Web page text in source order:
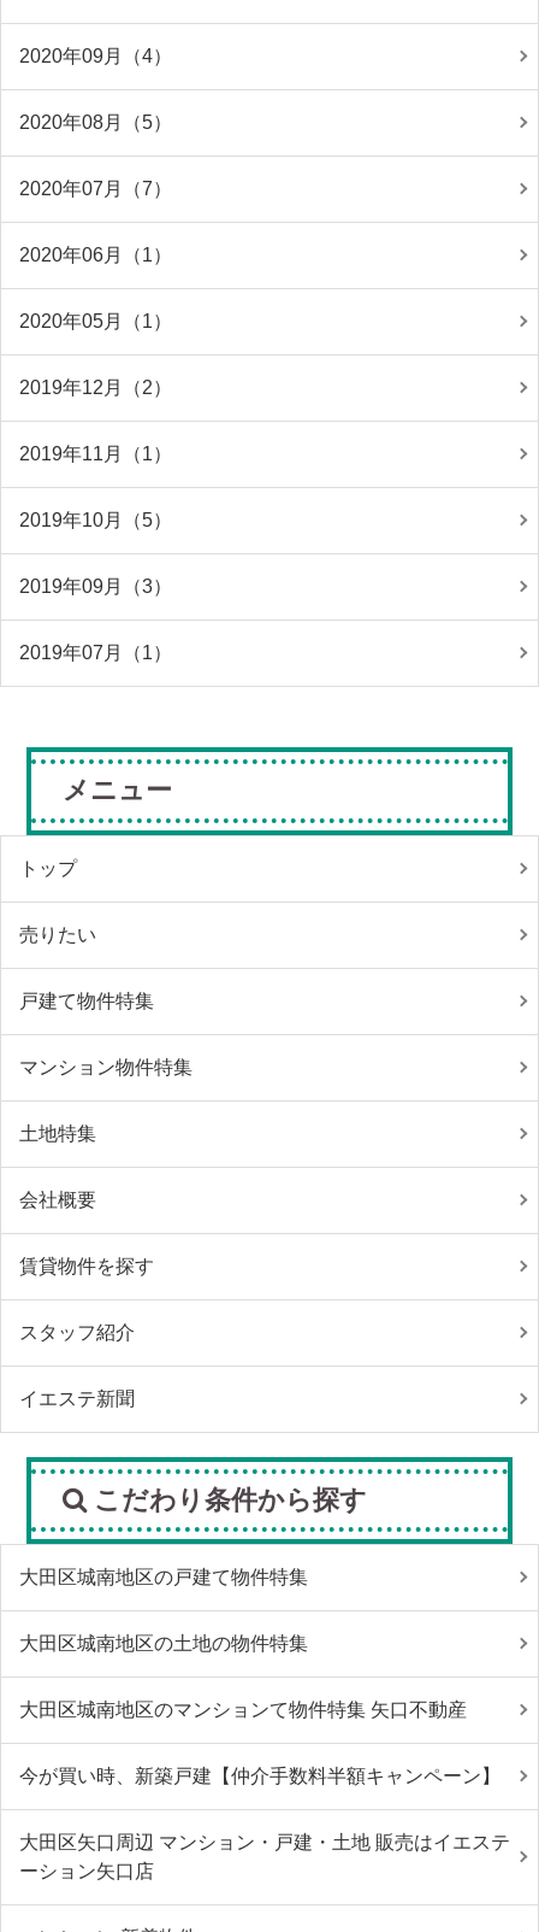
2020年09月（4）
2020年08月（5）
2020年07月（7）
2020年06月（1）
2020年05月（1）
2019年12月（2）
2019年11月（1）
2019年10月（5）
2019年09月（3）
2019年07月（1）
メニュー
トップ
売りたい
戸建て物件特集
マンション物件特集
土地特集
会社概要
賃貸物件を探す
スタッフ紹介
イエステ新聞
こだわり条件から探す
大田区城南地区の戸建て物件特集
大田区城南地区の土地の物件特集
大田区城南地区のマンションて物件特集 矢口不動産
今が買い時、新築戸建【仲介手数料半額キャンペーン】
大田区矢口周辺 マンション・戸建・土地 販売はイエステ
ーション矢口店